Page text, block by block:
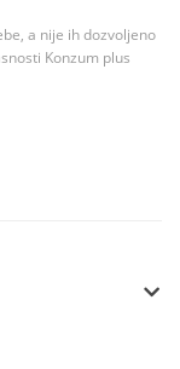
a nije ih dozvoljeno
Konzum plus